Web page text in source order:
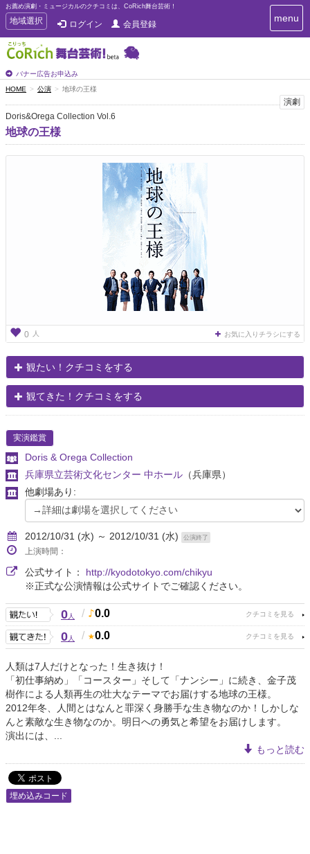
お薦め演劇・ミュージカルのクチコミは、CoRich舞台芸術！
T
o
g
g
e
n
a
v
i
g
地域選択 ログイン 会員登録
バナー広告お申込み
T
o
i
g
menu
HOME 公演 地球の王様
演劇
Doris&Orega Collection Vol.6
地球の王様
0 人 お気に入りチラシにする
観たい！クチコミをする
観てきた！クチコミをする
実演鑑賞
Doris & Orega Collection
兵庫県立芸術文化センター 中ホール （兵庫県）
他劇場あり:
2012/10/31 (水) ～ 2012/10/31 (水) 公演終了
上演時間：
公式サイト： http://kyodotokyo.com/chikyu
※正式な公演情報は公式サイトでご確認ください。
0人 / 0.0
0人 / 0.0
人類は7人だけとなった！生き抜け！
「初仕事納め」「コースター」そして「ナンシー」に続き、金子茂
樹作による人類再生の壮大なテーマでお届けする地球の王様。
2012年冬、人間とはなんと罪深く身勝手な生き物なのか！しかしな
んと素敵な生き物なのか。明日への勇気と希望をお届けします。
演出には、...
もっと読む
埋め込みコード